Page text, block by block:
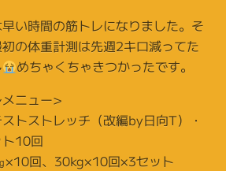
い時間の筋トレになりました。そ
の体重計測は先週2キロ減ってた
めちゃくちゃきつかったです。
ニュー>
トストレッチ（改編by日向T）・
10回
回、30kg×10回×3セット